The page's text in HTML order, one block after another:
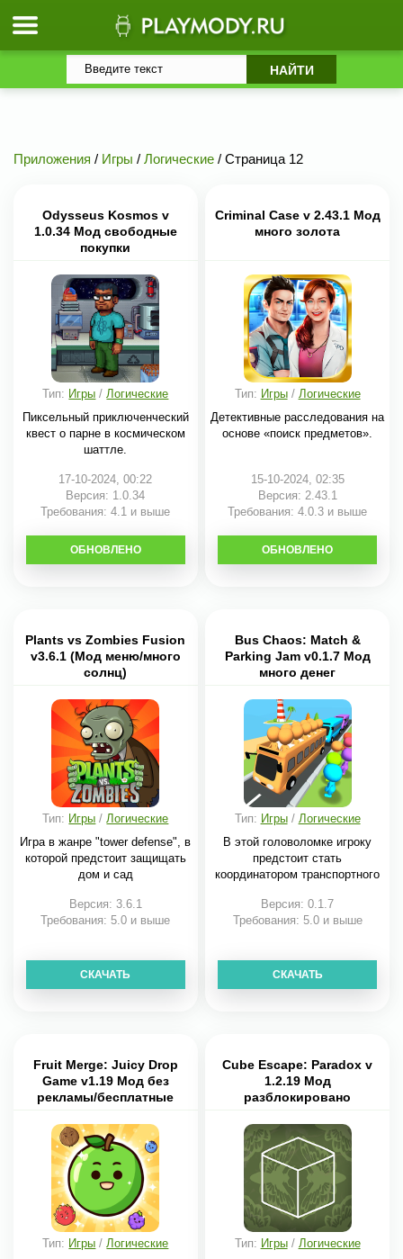
Приложения / Игры / Логические / Страница 12
Odysseus Kosmos v
1.0.34 Мод свободные
покупки
Тип: Игры /Логические
Пиксельный приключенческий
квест о парне в космическом
шаттле.
17-10-2024, 00:22
Версия: 1.0.34
Требования: 4.1 и выше
СКАЧАТЬ
ОБНОВЛЕНО
Criminal Case v 2.43.1 Мод
много золота
Тип: Игры/ Логические
Детективные расследования на
основе «поиск предметов».
15-10-2024, 02:35
Версия: 2.43.1
Требования: 4.0.3 и выше
СКАЧАТЬ
ОБНОВЛЕНО
Plants vs Zombies Fusion
v3.6.1 (Мод меню/много
солнц)
Тип: Игры /Логические
Игра в жанре "tower defense", в
которой предстоит защищать
дом и сад
Версия: 3.6.1
Требования: 5.0 и выше
СКАЧАТЬ
Bus Chaos: Match &
Parking Jam v0.1.7 Мод
много денег
Тип: Игры/ Логические
В этой головоломке игроку
предстоит стать
координатором транспортного
Версия: 0.1.7
Требования: 5.0 и выше
СКАЧАТЬ
Fruit Merge: Juicy Drop
Game v1.19 Мод без
рекламы/бесплатные
Тип: Игры /Логические
Cube Escape: Paradox v
1.2.19 Мод
разблокировано
Тип: Игры/ Логические